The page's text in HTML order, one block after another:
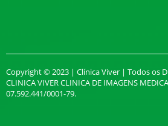
Copyright © 2023 | Clínica Viver | Todos os
CLINICA VIVER CLINICA DE IMAGENS
07.592.441/0001-79.